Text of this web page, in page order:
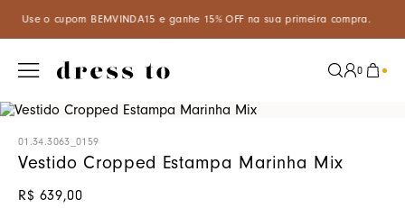
Aproveite um desconto especial de 5% ao pagar com PIX à
0
01.34.3063_0159
Vestido Cropped Estampa Marinha Mix
R$ 639,00